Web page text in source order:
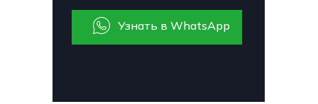
Узнать в WhatsApp